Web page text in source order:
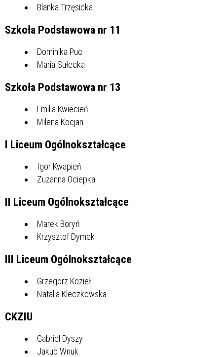
Blanka Trzęsicka
Szkoła Podstawowa nr 11
Dominika Puc
Maria Sułecka
Szkoła Podstawowa nr 13
Emilia Kwiecień
Milena Kocjan
I Liceum Ogólnokształcące
Igor Kwapień
Zuzanna Ociepka
II Liceum Ogólnokształcące
Marek Boryń
Krzysztof Dymek
III Liceum Ogólnokształcące
Grzegorz Kozieł
Natalia Kleczkowska
CKZIU
Gabriel Dyszy
Jakub Wnuk